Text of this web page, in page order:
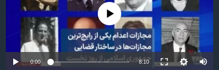
فرهنگ و زندگی
حقوق شهروندی
اقتصادی
علم و فناوری
مستندها
انتخابات ریاست جمهوری آمریکا ۲۰۲۴
حمله جمهوری اسلامی به اسرائیل
رمز مهسا
دنبال کنید No media source currently available
0:00 8:10